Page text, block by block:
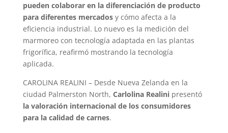
pueden colaborar en la diferenciación de producto
para diferentes mercadosy cómo afecta a la
eficiencia industrial. Lo nuevo es la medición del
marmoreo con tecnología adaptada en las plantas
frigorífica, reafirmó mostrando la tecnología
aplicada.
CAROLINA REALINI – Desde Nueva Zelanda en la
ciudad Palmerston North, Carlolina Realinipresentó
la valoración internacional de los consumidores
para la calidad de carnes.